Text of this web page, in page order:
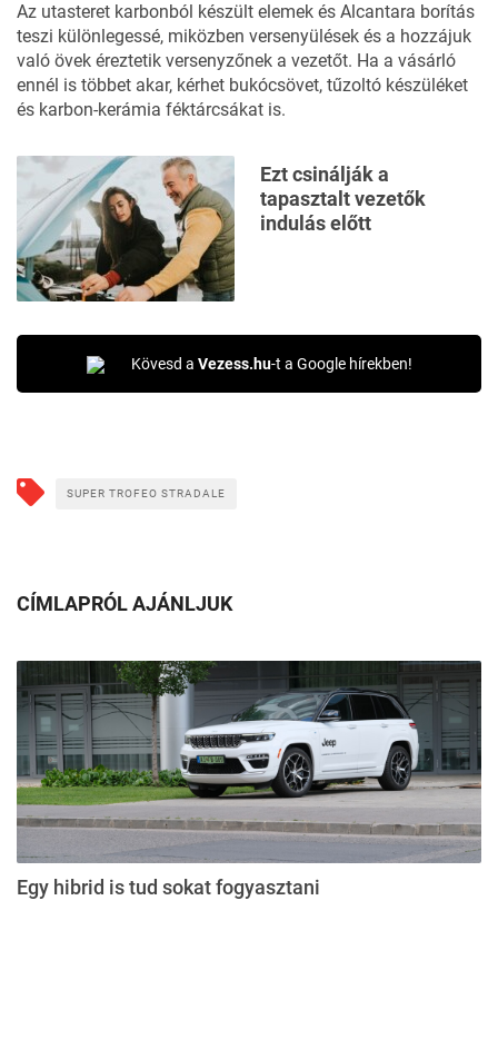
Az utasteret karbonból készült elemek és Alcantara borítás
teszi különlegessé, miközben versenyülések és a hozzájuk
való övek éreztetik versenyzőnek a vezetőt. Ha a vásárló
ennél is többet akar, kérhet bukócsövet, tűzoltó készüléket
és karbon-kerámia féktárcsákat is.
Ezt csinálják a
tapasztalt vezetők
indulás előtt
Kövesd a Vezess.hu-t a Google hírekben!
SUPER TROFEO STRADALE
CÍMLAPRÓL AJÁNLJUK
Egy hibrid is tud sokat fogyasztani